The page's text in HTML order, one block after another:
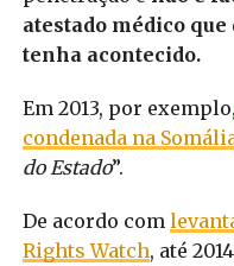
atestado médico
tenha acontecido.
Em 2013, por exemplo,
condenada na
do Estado”.
De acordo com
Rights Watch, até